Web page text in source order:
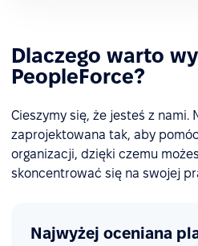
Dlaczego warto
PeopleForce?
Cieszymy się, że jesteś z nami.
zaprojektowana tak, aby
organizacji, dzięki czemu
skoncentrować się na swojej
Najwyżej oceniana